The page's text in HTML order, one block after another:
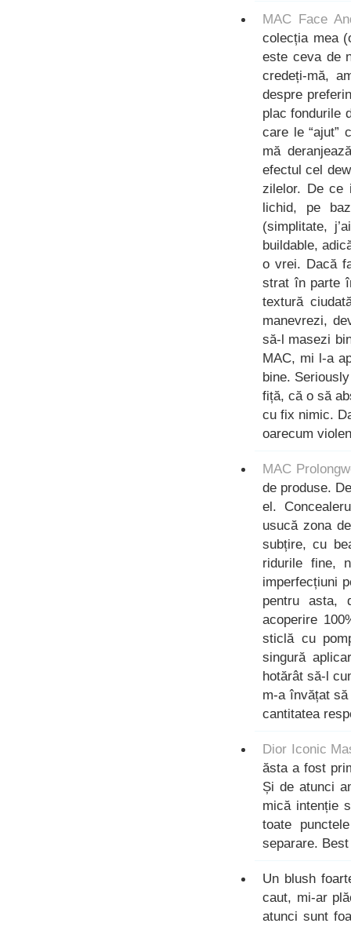
MAC Face
colecția mea
este ceva de
credeți-mă,
despre
plac fondurile
care le “ajut”
mă
efectul cel
zilelor. De ce
lichid, pe
(simplitate,
buildable,
o vrei. Dacă
strat în parte
textură
manevrezi,
să-l masezi
MAC, mi l-a
bine.
fiță, că o să
cu fix nimic.
oarecum
MAC
de produse.
el.
usucă zona
subțire, cu
ridurile fine,
imperfecțiuni
pentru asta,
acoperire
sticlă cu
singură
hotărât să-l
m-a învățat
cantitatea
Dior Iconic
ăsta a fost
Și de atunci
mică intenție
toate
separare.
Un blush
caut, mi-ar
atunci sunt